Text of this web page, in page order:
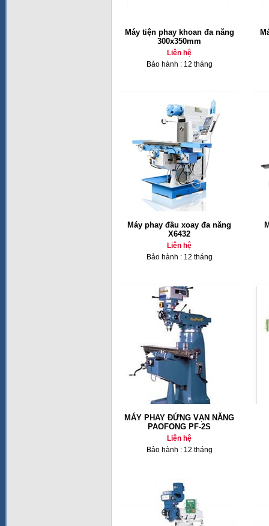
Máy tiện phay khoan đa năng
300x350mm
Liên hệ
Bảo hành : 12 tháng
Máy phay đầu xoay đa năng
X6432
Liên hệ
Bảo hành : 12 tháng
MÁY PHAY ĐỨNG VẠN NĂNG
PAOFONG PF-2S
Liên hệ
Bảo hành : 12 tháng